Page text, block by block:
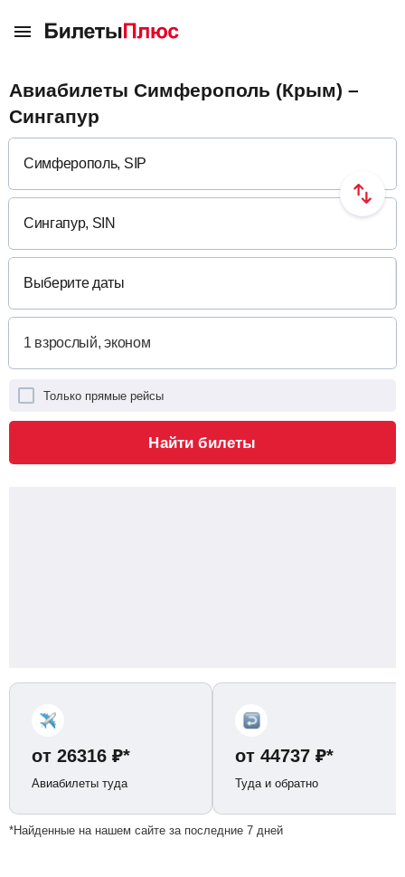
Авиабилеты Симферополь (Крым) –
Сингапур
Выберите даты
Только прямые рейсы
Найти билеты
от 26316 ₽*
Авиабилеты туда
от 44737 ₽*
Туда и обратно
*Найденные на нашем сайте за последние 7 дней